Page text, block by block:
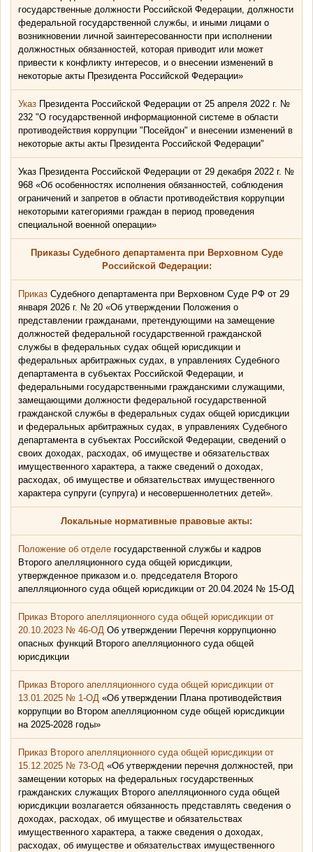
государственные должности Российской Федерации, должности
федеральной государственной службы, и иными лицами о
возникновении личной заинтересованности при исполнении
должностных обязанностей, которая приводит или может
привести к конфликту интересов, и о внесении изменений в
некоторые акты Президента Российской Федерации»
Указ Президента Российской Федерации от 25 апреля 2022 г. №
232 "О государственной информационной системе в области
противодействия коррупции "Посейдон" и внесении изменений в
некоторые акты акты Президента Российской Федерации"
Указ Президента Российской Федерации от 29 декабря 2022 г. №
968 «Об особенностях исполнения обязанностей, соблюдения
ограничений и запретов в области противодействия коррупции
некоторыми категориями граждан в период проведения
специальной военной операции»
Приказы Судебного департамента при Верховном Суде
Российской Федерации:
Приказ Судебного департамента при Верховном Суде РФ от 29
января 2026 г. № 20 «Об утверждении Положения о
представлении гражданами, претендующими на замещение
должностей федеральной государственной гражданской
службы в федеральных судах общей юрисдикции и
федеральных арбитражных судах, в управлениях Судебного
департамента в субъектах Российской Федерации, и
федеральными государственными гражданскими служащими,
замещающими должности федеральной государственной
гражданской службы в федеральных судах общей юрисдикции
и федеральных арбитражных судах, в управлениях Судебного
департамента в субъектах Российской Федерации, сведений о
своих доходах, расходах, об имуществе и обязательствах
имущественного характера, а также сведений о доходах,
расходах, об имуществе и обязательствах имущественного
характера супруги (супруга) и несовершеннолетних детей».
Локальные нормативные правовые акты:
Положение об отделе государственной службы и кадров
Второго апелляционного суда общей юрисдикции,
утвержденное приказом и.о. председателя Второго
апелляционного суда общей юрисдикции от 20.04.2024 № 15-ОД
Приказ Второго апелляционного суда общей юрисдикции от
20.10.2023 № 46-ОД Об утверждении Перечня коррупционно
опасных функций Второго апелляционного суда общей
юрисдикции
Приказ Второго апелляционного суда общей юрисдикции от
13.01.2025 № 1-ОД «Об утверждении Плана противодействия
коррупции во Втором апелляционном суде общей юрисдикции
на 2025-2028 годы»
Приказ Второго апелляционного суда общей юрисдикции от
15.12.2025 № 73-ОД «Об утверждении перечня должностей, при
замещении которых на федеральных государственных
гражданских служащих Второго апелляционного суда общей
юрисдикции возлагается обязанность представлять сведения о
доходах, расходах, об имуществе и обязательствах
имущественного характера, а также сведения о доходах,
расходах, об имуществе и обязательствах имущественного